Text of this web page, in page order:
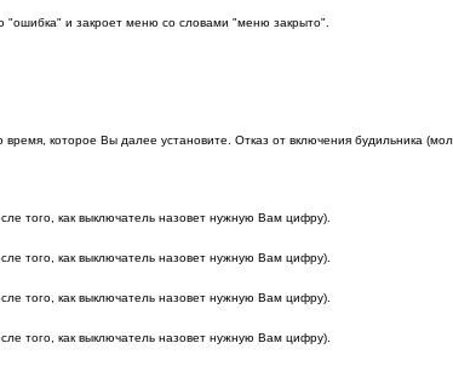
"ошибка" и закроет меню со словами "меню закрыто".
которое Вы далее установите. Отказ от включения будильника
того, как выключатель назовет нужную Вам цифру).
того, как выключатель назовет нужную Вам цифру).
того, как выключатель назовет нужную Вам цифру).
того, как выключатель назовет нужную Вам цифру).